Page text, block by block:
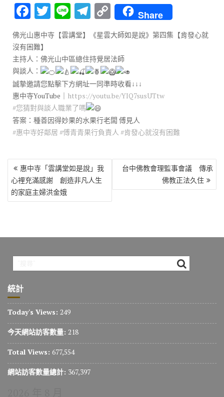
F
ac
e
b
o
o
k
T
w
it
te
r
Li
n
e
T
el
e
gr
a
m
C
o
p
y
Li
n
Share
佛光山惠中寺【雲講堂】《星雲大師如是說》第四集【肯發心就
沒有困難】
主持人：佛光山中區總住持覺居法師
與談人：
誠摯邀請您點擊下方網址一同準時收看↓↓↓
惠中寺YouTube｜ https://youtu.be/YIQ7susUTtw
#您猜對與談人職業了嗎
答案：種善因得妙果的水果行老闆 傅見人
#惠中寺好鄰居 #傅青青果行負責人 #肯發心就沒有困難
文
章
導
覽
惠中寺「雲講堂如是說」我
心裡充滿感謝 創造非凡人生
的家庭主婦洪金娥
台中佛教會理監事會議 傳承
佛教正法久住
統計
Today's Views: 249
今天網站訪客數量: 218
Total Views: 677,554
網站訪客數量總計: 367,397